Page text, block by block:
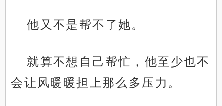
他又不是帮不了她。
就算不想自己帮忙，他至少也不
会让风暖暖担上那么多压力。